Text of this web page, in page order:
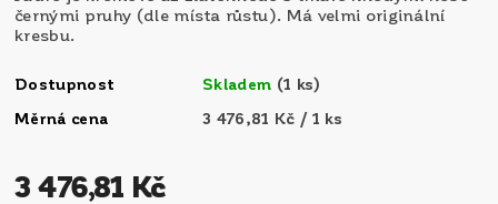
černými pruhy (dle místa růstu). Má velmi originální
kresbu.
Dostupnost Skladem (1 ks)
Měrná cena
3 476,81 Kč / 1 ks
3 476,81 Kč